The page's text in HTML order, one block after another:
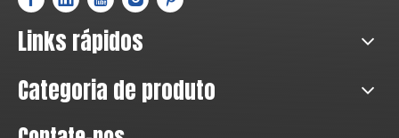
Links rápidos
Categoria de produto